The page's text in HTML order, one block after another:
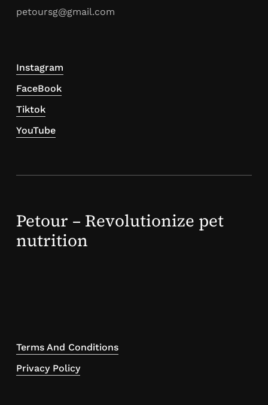
petoursg@gmail.com
Instagram
FaceBook
Tiktok
YouTube
Petour – Revolutionize pet
nutrition
Terms And Conditions
Privacy Policy